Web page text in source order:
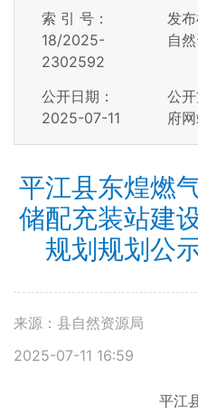
索 引 号：
18/2025-
2302592
发
自
公开日期：
2025-07-11
公
府
平江县东煌燃
储配充装站建
规划规划公
来源：县自然资源局
2025-07-11 16:59
平江县